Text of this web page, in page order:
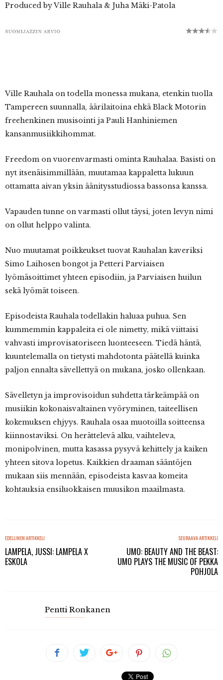
Produced by Ville Rauhala & Juha Mäki-Patola
Ville Rauhala on todella monessa mukana, etenkin tuolla
Tampereen suunnalla, äärilaitoina ehkä Black Motorin
freehenkinen musisointi ja Pauli Hanhiniemen
kansanmusiikkihommat.
Freedom on vuorenvarmasti ominta Rauhalaa. Basisti on
nyt itsenäisimmillään, muutamaa kappaletta lukuun
ottamatta aivan yksin äänitysstudiossa bassonsa kanssa.
Vapauden tunne on varmasti ollut täysi, joten levyn nimi
on ollut helppo valinta.
Nuo muutamat poikkeukset tuovat Rauhalan kaveriksi
Simo Laihosen bongot ja Petteri Parviaisen
lyömäsoittimet yhteen episodiin, ja Parviaisen huilun
sekä lyömät toiseen.
Episodeista Rauhala todellakin haluaa puhua. Sen
kummemmin kappaleita ei ole nimetty, mikä viittaisi
vahvasti improvisatoriseen luonteeseen. Tiedä häntä,
kuuntelemalla on tietysti mahdotonta päätellä kuinka
paljon ennalta sävellettyä on mukana, josko ollenkaan.
Sävelletyn ja improvisoidun suhdetta tärkeämpää on
musiikin kokonaisvaltainen vyöryminen, taiteellisen
kokemuksen ehjyys. Rauhala osaa muotoilla soitteensa
kiinnostaviksi. On herättelevä alku, vaihteleva,
monipolvinen, mutta kasassa pysyvä kehittely ja kaiken
yhteen sitova lopetus. Kaikkien draaman sääntöjen
mukaan siis mennään, episodeista kasvaa komeita
kohtauksia ensiluokkaisen muusikon maailmasta.
EDELLINEN ARTIKKELI
LAMPELA, JUSSI: LAMPELA X
ESKOLA
SEURAAVA ARTIKKELI
UMO: BEAUTY AND THE BEAST:
UMO PLAYS THE MUSIC OF PEKKA
POHJOLA
Pentti Ronkanen